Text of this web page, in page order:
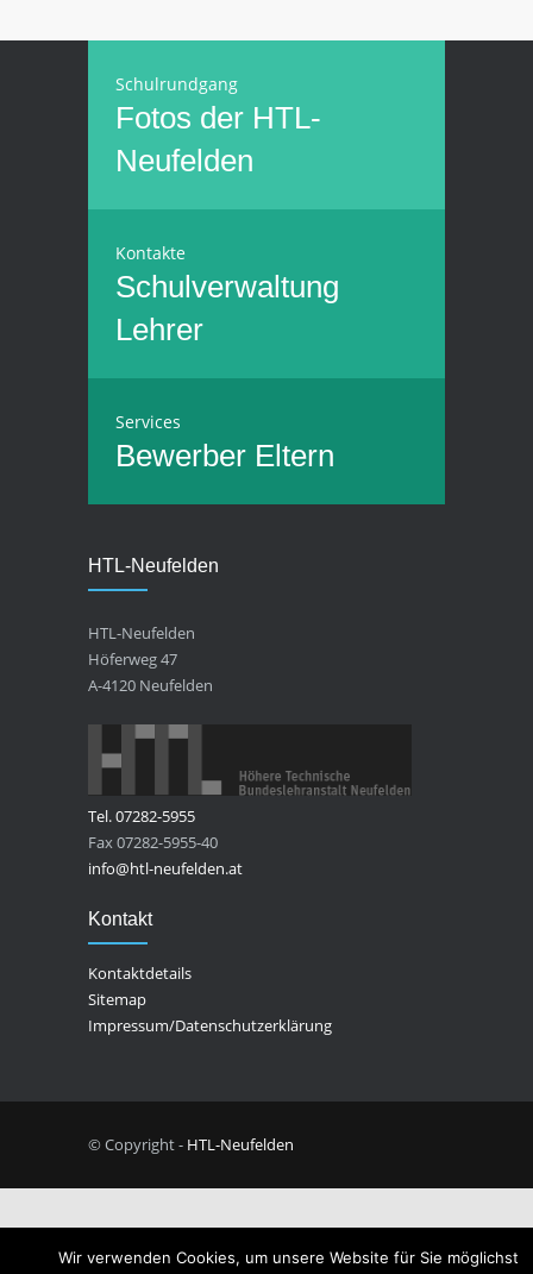
Schulrundgang
Fotos der HTL-
Neufelden
Kontakte
Schulverwaltung
Lehrer
Services
Bewerber Eltern
HTL-Neufelden
HTL-Neufelden
Höferweg 47
A-4120 Neufelden
Tel. 07282-5955
Fax 07282-5955-40
info@htl-neufelden.at
Kontakt
Kontaktdetails
Sitemap
Impressum/Datenschutzerklärung
© Copyright - HTL-Neufelden
Wir verwenden Cookies, um unsere Website für Sie möglichst